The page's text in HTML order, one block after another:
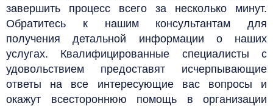
завершить процесс всего за несколько минут.
Обратитесь к нашим консультантам для
получения детальной информации о наших
услугах. Квалифицированные специалисты с
удовольствием предоставят исчерпывающие
ответы на все интересующие вас вопросы и
окажут всестороннюю помощь в организации